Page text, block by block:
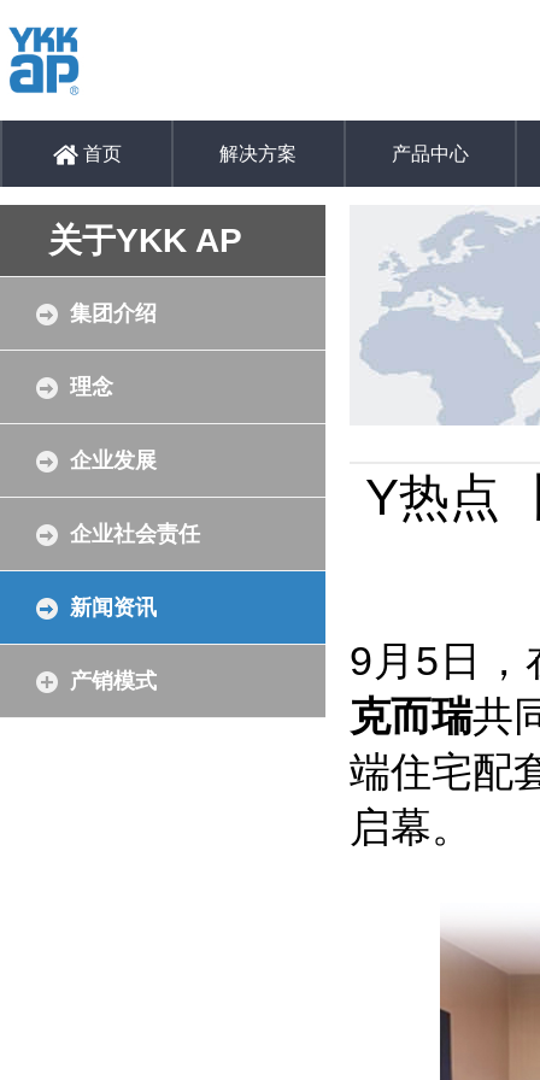
首页 解决方案 产品中心
关于YKK AP
集团介绍
理念
企业发展
企业社会责任
新闻资讯
产销模式
Y热点
9月5日，
克而瑞共
端住宅配
启幕。